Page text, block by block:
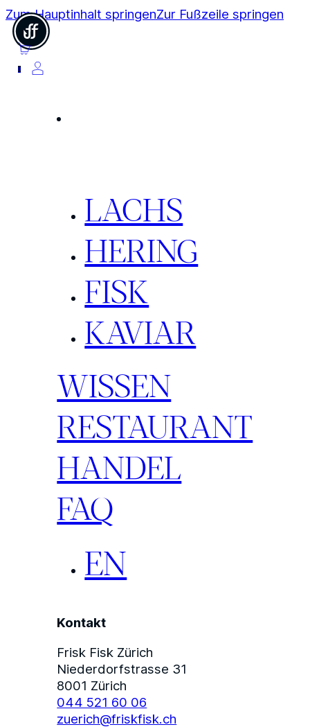
Zum Hauptinhalt springenZur Fußzeile springen
0
LACHS
HERING
FISK
KAVIAR
WISSEN
RESTAURANT
HANDEL
FAQ
EN
Kontakt
Frisk Fisk Zürich
Niederdorfstrasse 31
8001 Zürich
044 521 60 06
zuerich@friskfisk.ch